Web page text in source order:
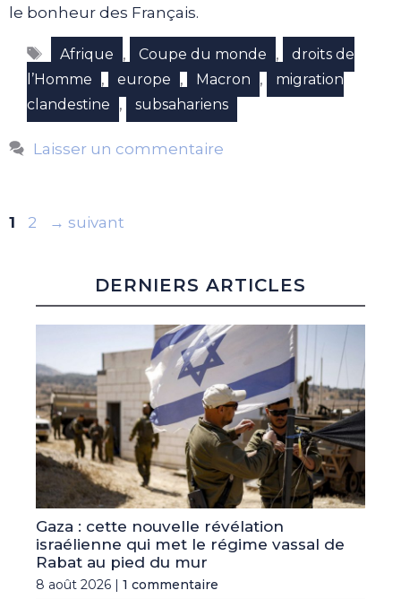
le bonheur des Français.
Étiquettes
Afrique , Coupe du monde ,
droits de
l’Homme
, europe , Macron ,
migration
clandestine
, subsahariens
Laisser un commentaire
Page
1 Page
2 → suivant
DERNIERS ARTICLES
Gaza : cette nouvelle révélation
israélienne qui met le régime vassal de
Rabat au pied du mur
8 août 2026 | 1 commentaire